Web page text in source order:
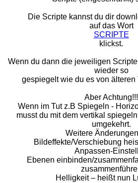
Die Scripte kannst du dir
auf das Wort
SCRIPTE
klickst.
Wenn du dann die jeweiligen
wieder so
gespiegelt wie du es von älteren
Aber Achtung!!!
Wenn im Tut z.B Spiegeln -
musst du mit dem vertikal
umgekehrt.
Weitere
Bildeffekte/Verschiebung
Anpassen-
Ebenen einbinden/
Helligkeit – heißt nun